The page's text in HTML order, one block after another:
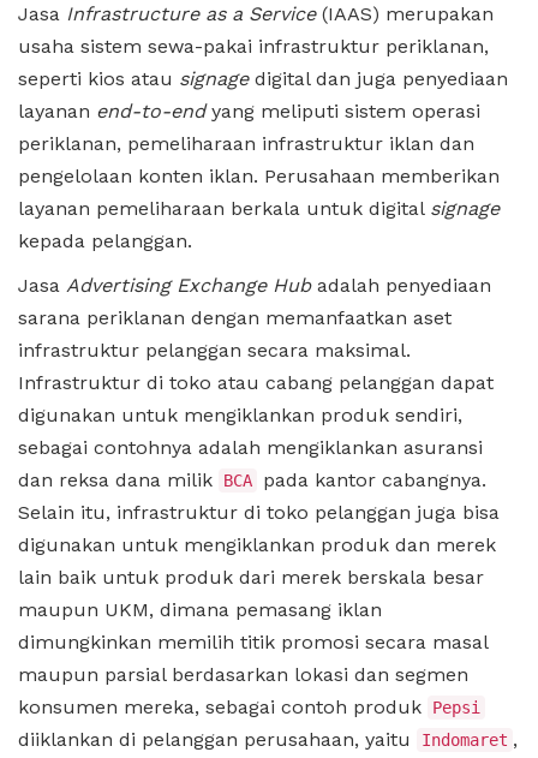
Jasa Infrastructure as a Service(IAAS) merupakan
usaha sistem sewa-pakai infrastruktur periklanan,
seperti kios atau signagedigital dan juga penyediaan
layanan end-to-endyang meliputi sistem operasi
periklanan, pemeliharaan infrastruktur iklan dan
pengelolaan konten iklan. Perusahaan memberikan
layanan pemeliharaan berkala untuk digital signage
kepada pelanggan.
Jasa Advertising Exchange Hubadalah penyediaan
sarana periklanan dengan memanfaatkan aset
infrastruktur pelanggan secara maksimal.
Infrastruktur di toko atau cabang pelanggan dapat
digunakan untuk mengiklankan produk sendiri,
sebagai contohnya adalah mengiklankan asuransi
dan reksa dana milik
BCA
pada kantor cabangnya.
Selain itu, infrastruktur di toko pelanggan juga bisa
digunakan untuk mengiklankan produk dan merek
lain baik untuk produk dari merek berskala besar
maupun UKM, dimana pemasang iklan
dimungkinkan memilih titik promosi secara masal
maupun parsial berdasarkan lokasi dan segmen
konsumen mereka, sebagai contoh produk
Pepsi
diiklankan di pelanggan perusahaan, yaitu Indomaret ,